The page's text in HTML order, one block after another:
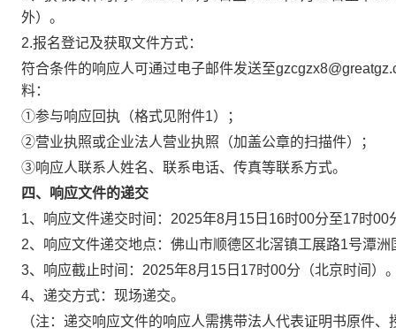
外）。
2.报名登记及获取文件方式：
符合条件的响应人可通过电子邮件发送至
料：
①参与响应回执（格式见附件1）；
②营业执照或企业法人营业执照（加盖公章的扫描件）；
③响应人联系人姓名、联系电话、传真等联系方式。
四、响应文件的递交
1、响应文件递交时间：2025年8月15日16时00分至17时00
2、响应文件递交地点：佛山市顺德区北滘镇工展路1号潭
3、响应截止时间：2025年8月15日17时00分（北京时间）
4、递交方式：现场递交。
（注：递交响应文件的响应人需携带法人代表证明书原件